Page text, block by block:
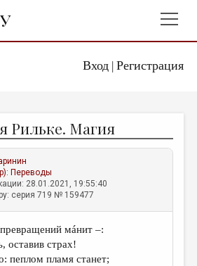
Вход| Регистрация
Рильке. Магия
Переводы
28.01.2021, 19:55:40
серия 719 № 159477
мáнит –:
оставив страх!
пеплом пламя станет;